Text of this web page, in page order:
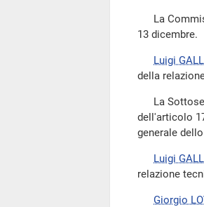
La
13 dicembre.
Luigi
della
La
dell'articolo
generale
Luigi
relazione
Giorgio